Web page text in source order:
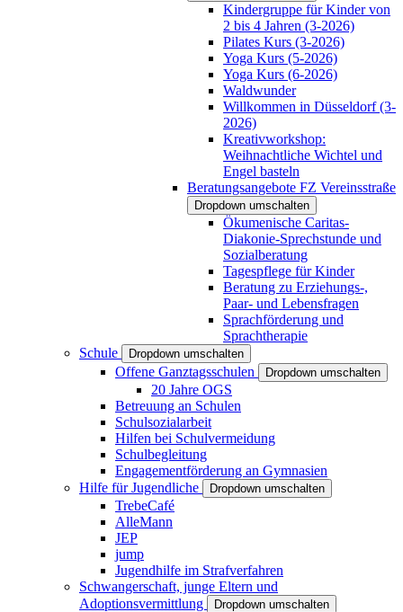
Kindergruppe für Kinder von
2 bis 4 Jahren (3-2026)
Pilates Kurs (3-2026)
Yoga Kurs (5-2026)
Yoga Kurs (6-2026)
Waldwunder
Willkommen in Düsseldorf (3-
2026)
Kreativworkshop:
Weihnachtliche Wichtel und
Engel basteln
Beratungsangebote FZ Vereinsstraße
Dropdown umschalten
Ökumenische Caritas-
Diakonie-Sprechstunde und
Sozialberatung
Tagespflege für Kinder
Beratung zu Erziehungs-,
Paar- und Lebensfragen
Sprachförderung und
Sprachtherapie
Schule
Dropdown umschalten
Offene Ganztagsschulen Dropdown umschalten
20 Jahre OGS
Betreuung an Schulen
Schulsozialarbeit
Hilfen bei Schulvermeidung
Schulbegleitung
Engagementförderung an Gymnasien
Hilfe für Jugendliche
Dropdown umschalten
TrebeCafé
AlleMann
JEP
jump
Jugendhilfe im Strafverfahren
Schwangerschaft, junge Eltern und
Adoptionsvermittlung
Dropdown umschalten